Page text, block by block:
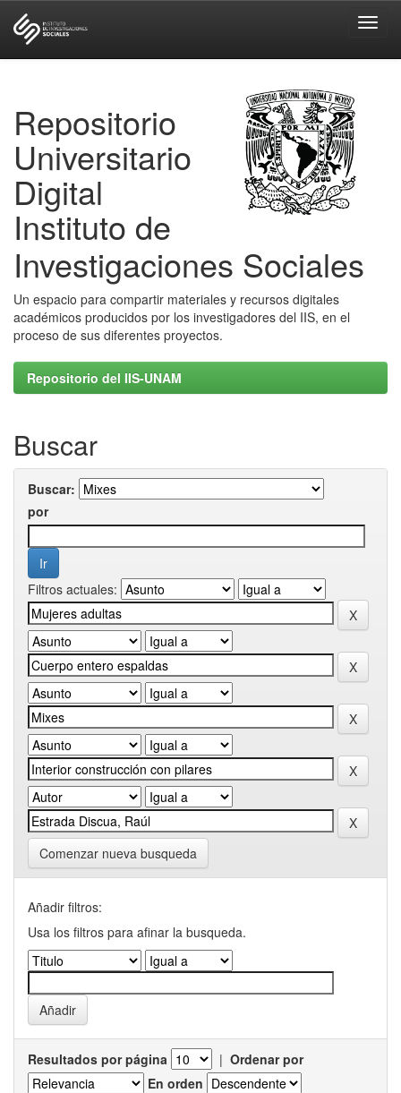
Repositorio
Universitario
Digital
Instituto de
Investigaciones Sociales
Un espacio para compartir materiales y recursos digitales
académicos producidos por los investigadores del IIS, en el
proceso de sus diferentes proyectos.
Repositorio del IIS-UNAM
Buscar
Buscar:
por
Filtros actuales:
Comenzar nueva busqueda
Añadir filtros:
Usa los filtros para afinar la busqueda.
Resultados por página | Ordenar por
En orden